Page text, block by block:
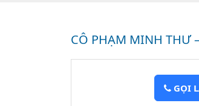
CÔ PHẠM MINH THƯ
GỌI